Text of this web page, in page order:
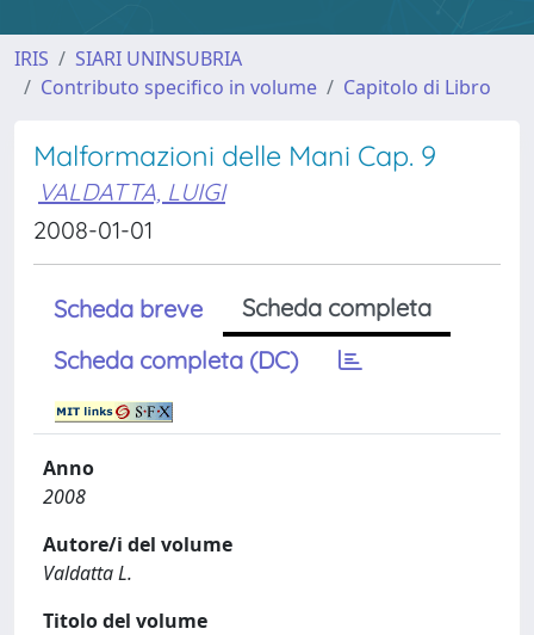
IRIS
SIARI UNINSUBRIA
Contributo specifico in volume
Capitolo di Libro
Malformazioni delle Mani Cap. 9
VALDATTA, LUIGI
2008-01-01
Scheda breve
Scheda completa
Scheda completa (DC)
Anno
2008
Autore/i del volume
Valdatta L.
Titolo del volume